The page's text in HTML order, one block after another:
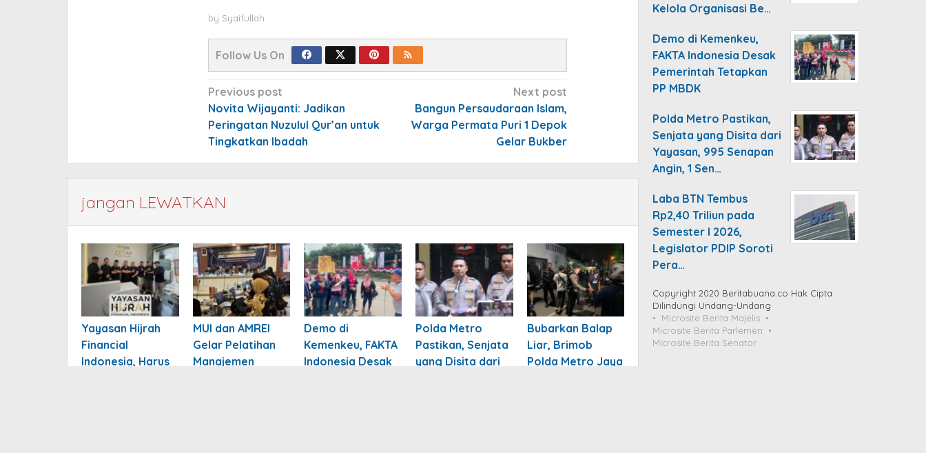
by Syaifullah
Follow Us On
Post
navigation
Previous post
Novita Wijayanti: Jadikan
Peringatan Nuzulul Qur’an untuk
Tingkatkan Ibadah
Next post
Bangun Persaudaraan Islam,
Warga Permata Puri 1 Depok
Gelar Bukber
jangan LEWATKAN
Yayasan Hijrah
Financial
Indonesia, Harus
MUI dan AMREI
Gelar Pelatihan
Manajemen
Demo di
Kemenkeu, FAKTA
Indonesia Desak
Polda Metro
Pastikan, Senjata
yang Disita dari
Bubarkan Balap
Liar, Brimob
Polda Metro Jaya
Kelola Organisasi Be…
Demo di Kemenkeu,
FAKTA Indonesia Desak
Pemerintah Tetapkan
PP MBDK
Polda Metro Pastikan,
Senjata yang Disita dari
Yayasan, 995 Senapan
Angin, 1 Sen…
Laba BTN Tembus
Rp2,40 Triliun pada
Semester I 2026,
Legislator PDIP Soroti
Pera…
Copyright 2020 Beritabuana.co Hak Cipta
Dilindungi Undang-Undang
Microsite Berita Majelis
Microsite Berita Parlemen
Microsite Berita Senator